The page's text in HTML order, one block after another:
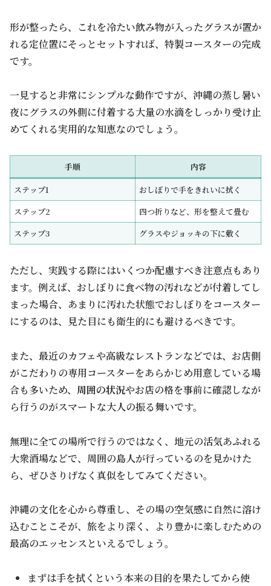
形が整ったら、これを冷たい飲み物が入ったグラスが置か
れる定位置にそっとセットすれば、特製コースターの完成
です。
一見すると非常にシンプルな動作ですが、沖縄の蒸し暑い
夜にグラスの外側に付着する大量の水滴をしっかり受け止
めてくれる実用的な知恵なのでしょう。
手順
内容
ステップ1
おしぼりで手をきれいに拭く
ステップ2
四つ折りなど、形を整えて畳む
ステップ3
グラスやジョッキの下に敷く
ただし、実践する際にはいくつか配慮すべき注意点もあり
ます。例えば、おしぼりに食べ物の汚れなどが付着してし
まった場合、あまりに汚れた状態でおしぼりをコースター
にするのは、見た目にも衛生的にも避けるべきです。
また、最近のカフェや高級なレストランなどでは、お店側
がこだわりの専用コースターをあらかじめ用意している場
合も多いため、 周囲の状況やお店の格を事前に確認しなが
ら行うのがスマートな大人の振る舞いです。
無理に全ての場所で行うのではなく、地元の活気あふれる
大衆酒場などで、周囲の島人が行っているのを見かけた
ら、ぜひさりげなく真似をしてみてください。
沖縄の文化を心から尊重し、その場の空気感に自然に溶け
込むことこそが、旅をより深く、より豊かに楽しむための
最高のエッセンスといえるでしょう。
まずは手を拭くという本来の目的を果たしてから使